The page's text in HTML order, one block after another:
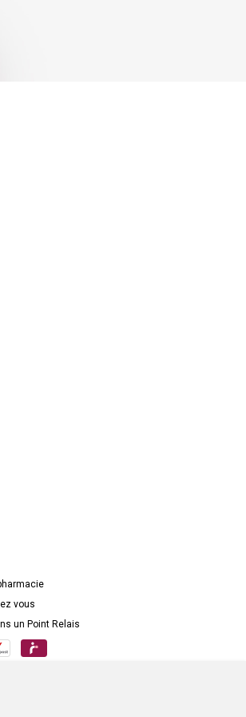
vous
un Point Relais